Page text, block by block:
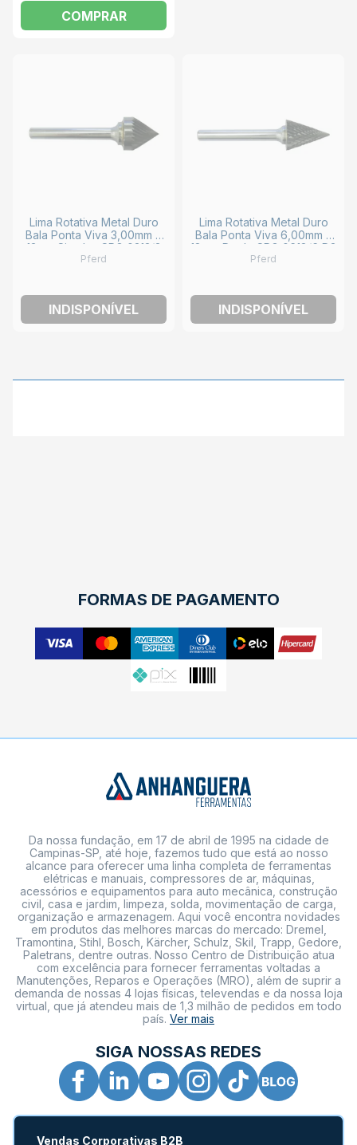
COMPRAR
Lima Rotativa Metal Duro
Bala Ponta Viva 3,00mm x
13mm Simples SPG 0313/3
D5 PFERD
Pferd
INDISPONÍVEL
Lima Rotativa Metal Duro
Bala Ponta Viva 6,00mm x
18mm Duplo SPG 0618/6 D3
PLUS PFERD
Pferd
INDISPONÍVEL
FORMAS DE PAGAMENTO
Da nossa fundação, em 17 de abril de 1995 na cidade de
Campinas-SP, até hoje, fazemos tudo que está ao nosso
alcance para oferecer uma linha completa de ferramentas
elétricas e manuais, compressores de ar, máquinas,
acessórios e equipamentos para auto mecânica, construção
civil, casa e jardim, limpeza, solda, movimentação de carga,
organização e armazenagem. Aqui você encontra novidades
em produtos das melhores marcas do mercado: Dremel,
Tramontina, Stihl, Bosch, Kärcher, Schulz, Skil, Trapp, Gedore,
Paletrans, dentre outras. Nosso Centro de Distribuição atua
com excelência para fornecer ferramentas voltadas a
Manutenções, Reparos e Operações (MRO), além de suprir a
demanda de nossas 4 lojas físicas, televendas e da nossa loja
virtual, que já atendeu mais de 1,3 milhão de pedidos em todo
país. Ver mais
SIGA NOSSAS REDES
Vendas Corporativas B2B